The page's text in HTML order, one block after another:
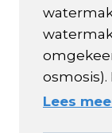
osmosis).
Lees